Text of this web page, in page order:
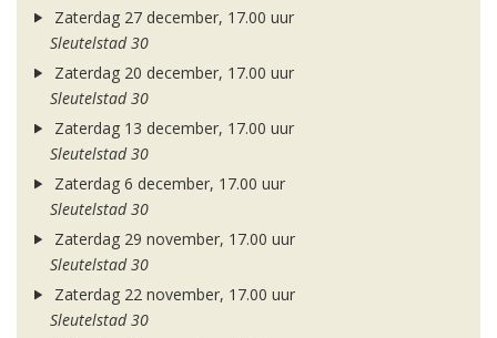
Zaterdag 27 december, 17.00 uur
Sleutelstad 30
Zaterdag 20 december, 17.00 uur
Sleutelstad 30
Zaterdag 13 december, 17.00 uur
Sleutelstad 30
Zaterdag 6 december, 17.00 uur
Sleutelstad 30
Zaterdag 29 november, 17.00 uur
Sleutelstad 30
Zaterdag 22 november, 17.00 uur
Sleutelstad 30